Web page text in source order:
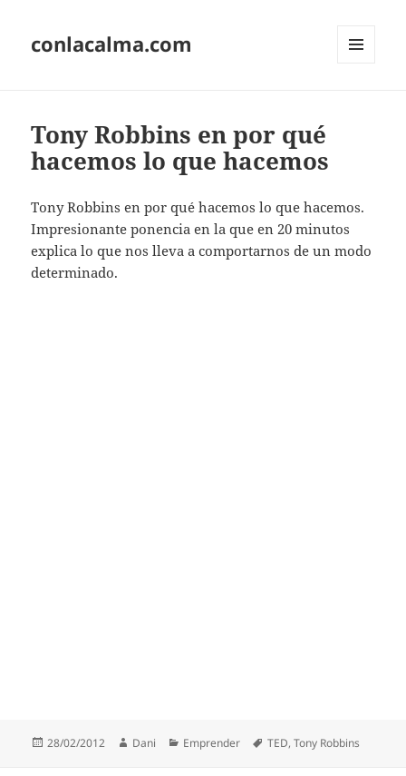
conlacalma.com
Tony Robbins en por qué
hacemos lo que hacemos
Tony Robbins en por qué hacemos lo que hacemos.
Impresionante ponencia en la que en 20 minutos
explica lo que nos lleva a comportarnos de un modo
determinado.
Publicado
28/02/2012 Autor
Dani Categorías
Emprender Etiquetas
TED,Tony Robbins